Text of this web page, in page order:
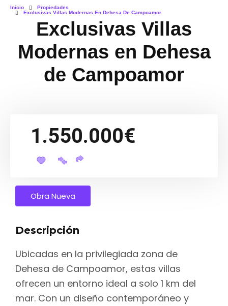
Inicio
Propiedades
Exclusivas Villas Modernas En Dehesa De Campoamor
Exclusivas Villas
Modernas en Dehesa
de Campoamor
1.550.000€
Obra Nueva
Descripción
Ubicadas en la privilegiada zona de
Dehesa de Campoamor, estas villas
ofrecen un entorno ideal a solo 1 km del
mar. Con un diseño contemporáneo y